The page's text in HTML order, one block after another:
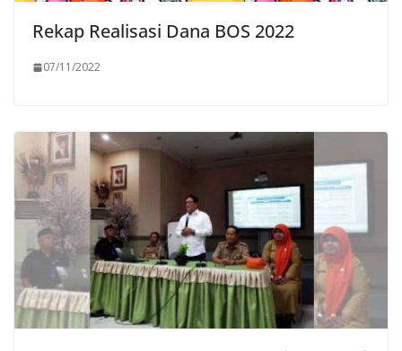
Rekap Realisasi Dana BOS 2022
07/11/2022